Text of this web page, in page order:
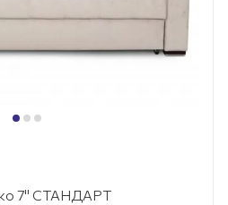
7" СТАНДАРТ